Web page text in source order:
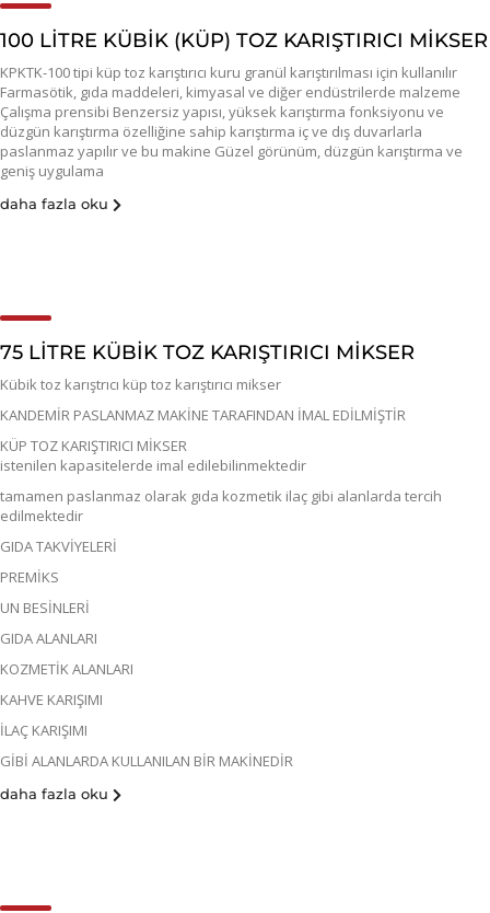
100 LİTRE KÜBİK (KÜP) TOZ KARIŞTIRICI MİKSER
KPKTK-100 tipi küp toz karıştırıcı kuru granül karıştırılması için kullanılır
Farmasötik, gıda maddeleri, kimyasal ve diğer endüstrilerde malzeme
Çalışma prensibi Benzersiz yapısı, yüksek karıştırma fonksiyonu ve
düzgün karıştırma özelliğine sahip karıştırma iç ve dış duvarlarla
paslanmaz yapılır ve bu makine Güzel görünüm, düzgün karıştırma ve
geniş uygulama
daha fazla oku
75 LİTRE KÜBİK TOZ KARIŞTIRICI MİKSER
Kübik toz karıştrıcı küp toz karıştırıcı mikser
KANDEMİR PASLANMAZ MAKİNE TARAFINDAN İMAL EDİLMİŞTİR
KÜP TOZ KARIŞTIRICI MİKSER
istenilen kapasitelerde imal edilebilinmektedir
tamamen paslanmaz olarak gıda kozmetik ilaç gibi alanlarda tercih
edilmektedir
GIDA TAKVİYELERİ
PREMİKS
UN BESİNLERİ
GIDA ALANLARI
KOZMETİK ALANLARI
KAHVE KARIŞIMI
İLAÇ KARIŞIMI
GİBİ ALANLARDA KULLANILAN BİR MAKİNEDİR
daha fazla oku